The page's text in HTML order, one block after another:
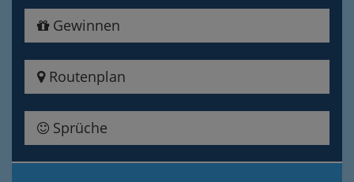
Gewinnen
Routenplan
Sprüche